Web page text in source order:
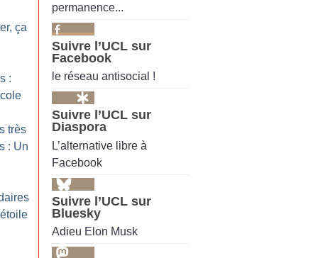
ça
:
très
: Un
permanence...
Suivre l’UCL sur
Facebook
le réseau antisocial !
Suivre l’UCL sur
Diaspora
L’alternative libre à
Facebook
Suivre l’UCL sur
Bluesky
Adieu Elon Musk